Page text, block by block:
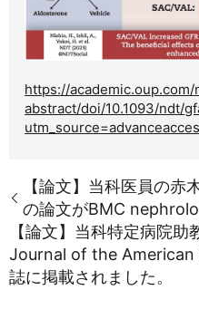
https://
abstract/doi/10.1093/ndt/
【論文】当科医員の赤
の論文がBMC
【論文】当科特定病院
Journal of the
誌に掲載されました。